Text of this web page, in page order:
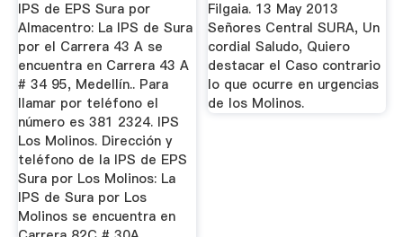
Cali
IPS de EPS Sura por
Almacentro: La IPS de Sura
por el Carrera 43 A se
encuentra en Carrera 43 A
# 34 95, Medellín.. Para
llamar por teléfono el
número es 381 2324. IPS
Los Molinos. Dirección y
teléfono de la IPS de EPS
Sura por Los Molinos: La
IPS de Sura por Los
Molinos se encuentra en
Filgaia. 13 May 2013
Señores Central SURA, Un
cordial Saludo, Quiero
destacar el Caso contrario
lo que ocurre en urgencias
de los Molinos.